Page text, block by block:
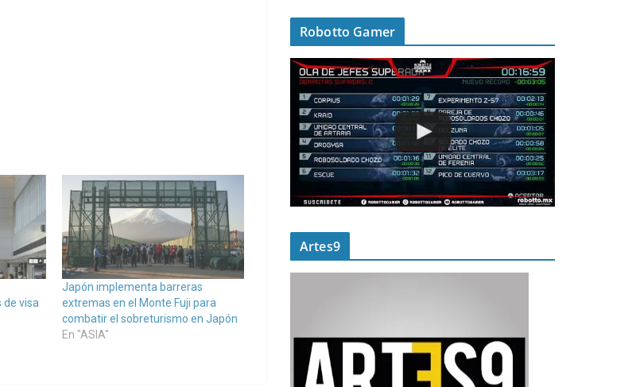
visa
Japón implementa barreras
extremas en el Monte Fuji para
combatir el sobreturismo en Japón
En "ASIA"
Robotto Gamer
Artes9